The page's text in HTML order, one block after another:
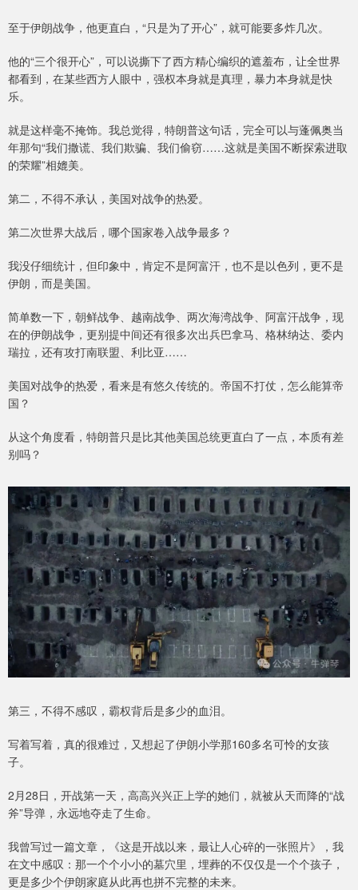
至于伊朗战争，他更直白，“只是为了开心”，就可能要多炸几次。
他的“三个很开心”，可以说撕下了西方精心编织的遮羞布，让全世界
都看到，在某些西方人眼中，强权本身就是真理，暴力本身就是快
乐。
就是这样毫不掩饰。我总觉得，特朗普这句话，完全可以与蓬佩奥当
年那句“我们撒谎、我们欺骗、我们偷窃……这就是美国不断探索进取
的荣耀”相媲美。
第二，不得不承认，美国对战争的热爱。
第二次世界大战后，哪个国家卷入战争最多？
我没仔细统计，但印象中，肯定不是阿富汗，也不是以色列，更不是
伊朗，而是美国。
简单数一下，朝鲜战争、越南战争、两次海湾战争、阿富汗战争，现
在的伊朗战争，更别提中间还有很多次出兵巴拿马、格林纳达、委内
瑞拉，还有攻打南联盟、利比亚……
美国对战争的热爱，看来是有悠久传统的。帝国不打仗，怎么能算帝
国？
从这个角度看，特朗普只是比其他美国总统更直白了一点，本质有差
别吗？
第三，不得不感叹，霸权背后是多少的血泪。
写着写着，真的很难过，又想起了伊朗小学那160多名可怜的女孩
子。
2月28日，开战第一天，高高兴兴正上学的她们，就被从天而降的“战
斧”导弹，永远地夺走了生命。
我曾写过一篇文章，《这是开战以来，最让人心碎的一张照片》，我
在文中感叹：那一个个小小的墓穴里，埋葬的不仅仅是一个个孩子，
更是多少个伊朗家庭从此再也拼不完整的未来。